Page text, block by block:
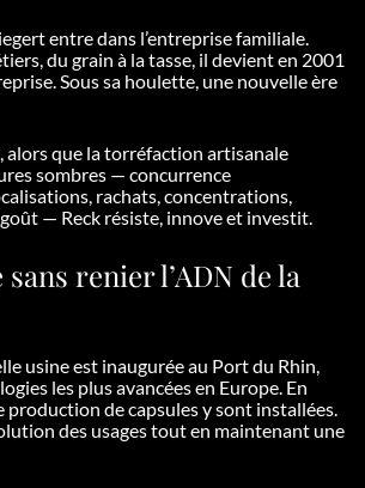
entre dans l’entreprise familiale.
du grain à la tasse, il devient en 2001
Sous sa houlette, une nouvelle ère
alors que la torréfaction artisanale
sombres — concurrence
rachats, concentrations,
— Reck résiste, innove et investit.
renier l’ADN de la
usine est inaugurée au Port du Rhin,
les plus avancées en Europe. En
production de capsules y sont installées.
des usages tout en maintenant une